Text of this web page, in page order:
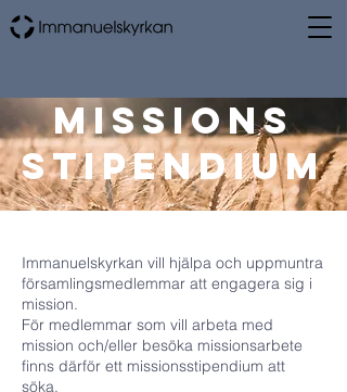
MISSIONs
Stipendium
Immanuelskyrkan vill hjälpa och uppmuntra
församlingsmedlemmar att engagera sig i
mission.
För medlemmar som vill arbeta med
mission och/eller besöka missionsarbete
finns därför ett missionsstipendium att
söka.